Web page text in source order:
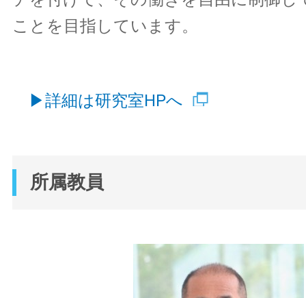
ことを目指しています。
▶詳細は研究室HPへ
所属教員